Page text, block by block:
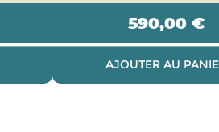
590,00 €
AJOUTER AU